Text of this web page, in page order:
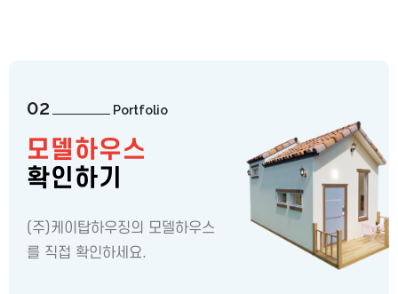
02 Portfolio
모델하우스
확인하기
(주)케이탑하우징의 모델하우스
를 직접 확인하세요.